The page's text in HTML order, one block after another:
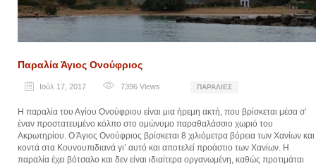
Παραλία Άγιος Ονούφριος
Ιούλ 17, 2017 7396 Views ΠΑΡΑΛΊΕΣ
Η παραλία του Αγίου Ονούφριου είναι μια ήρεμη ακτή, που βρίσκεται μέσα σ’
έναν προστατευμένο κόλπο στο ομώνυμο παραθαλάσσιο χωριό του
Ακρωτηρίου. Ο Άγιος Ονούφριος βρίσκεται 8 χιλιόμετρα βόρεια των Χανίων και
κοντά στα Κουνουπιδιανά γι’ αυτό και αποτελεί προάστιο των Χανίων. Η
παραλία έχει βότσαλο και δεν είναι ιδιαίτερα οργανωμένη, καθώς προτιμάται